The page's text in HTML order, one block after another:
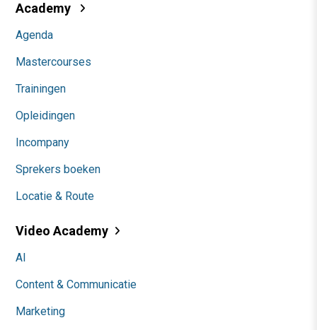
Academy
Agenda
Mastercourses
Trainingen
Opleidingen
Incompany
Sprekers boeken
Locatie & Route
Video Academy
AI
Content & Communicatie
Marketing